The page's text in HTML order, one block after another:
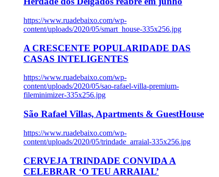
https://www.ruadebaixo.com/wp-
content/uploads/2020/05/smart_house-335x256.jpg
A CRESCENTE POPULARIDADE DAS
CASAS INTELIGENTES
https://www.ruadebaixo.com/wp-
content/uploads/2020/05/sao-rafael-villa-premium-
fileminimizer-335x256.jpg
São Rafael Villas, Apartments & GuestHouse
https://www.ruadebaixo.com/wp-
content/uploads/2020/05/trindade_arraial-335x256.jpg
CERVEJA TRINDADE CONVIDA A
CELEBRAR ‘O TEU ARRAIAL’